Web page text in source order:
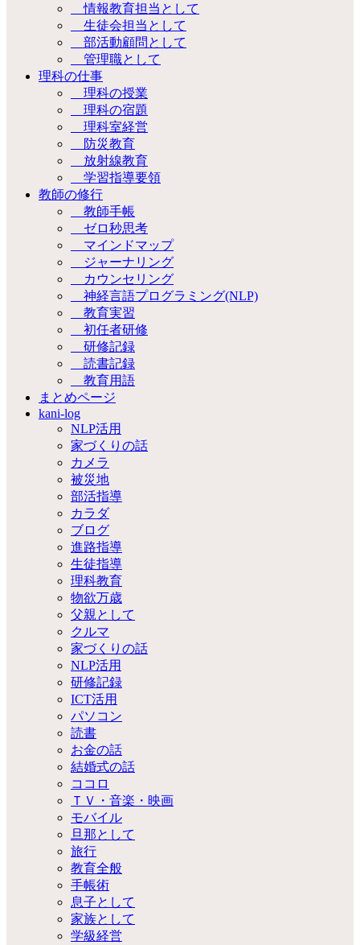
情報教育担当として
生徒会担当として
部活動顧問として
管理職として
理科の仕事
理科の授業
理科の宿題
理科室経営
防災教育
放射線教育
学習指導要領
教師の修行
教師手帳
ゼロ秒思考
マインドマップ
ジャーナリング
カウンセリング
神経言語プログラミング(NLP)
教育実習
初任者研修
研修記録
読書記録
教育用語
まとめページ
kani-log
NLP活用
家づくりの話
カメラ
被災地
部活指導
カラダ
ブログ
進路指導
生徒指導
理科教育
物欲万歳
父親として
クルマ
家づくりの話
NLP活用
研修記録
ICT活用
パソコン
読書
お金の話
結婚式の話
ココロ
ＴＶ・音楽・映画
モバイル
旦那として
旅行
教育全般
手帳術
息子として
家族として
学級経営